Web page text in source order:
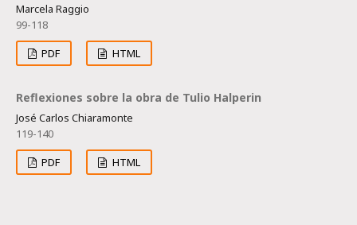
Marcela Raggio
99-118
PDF
HTML
Reflexiones sobre la obra de Tulio Halperin
José Carlos Chiaramonte
119-140
PDF
HTML